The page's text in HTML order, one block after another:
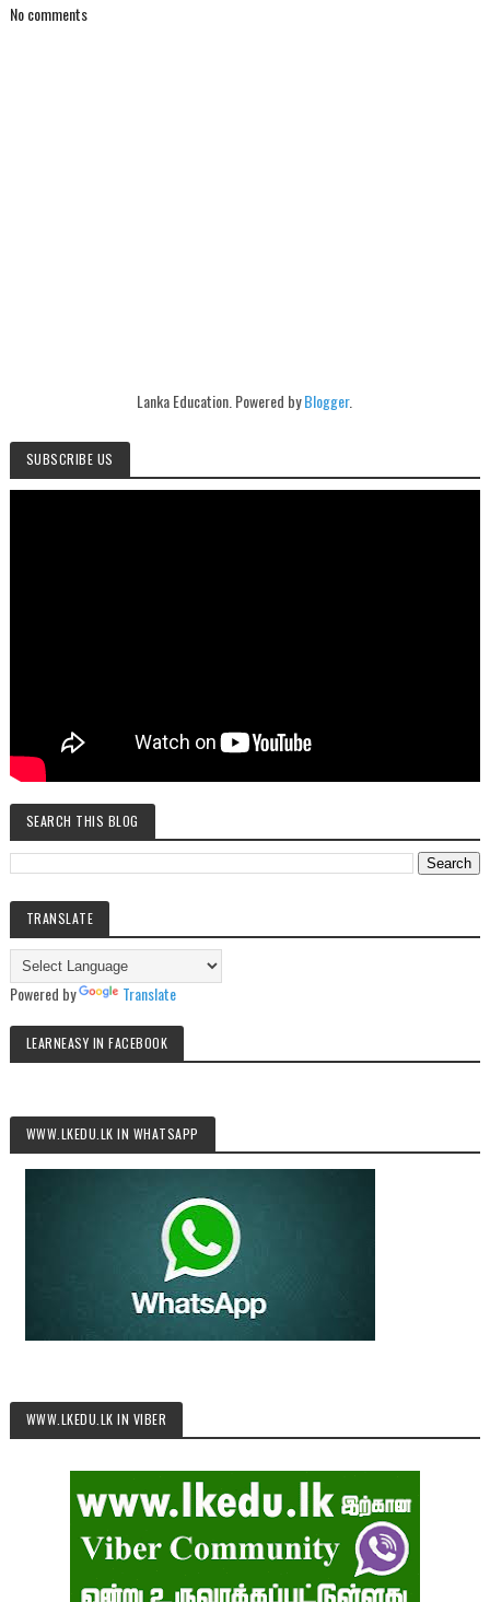
No comments
Lanka Education. Powered byBlogger.
SUBSCRIBE US
SEARCH THIS BLOG
TRANSLATE
Powered by Translate
LEARNEASY IN FACEBOOK
WWW.LKEDU.LK IN WHATSAPP
WWW.LKEDU.LK IN VIBER